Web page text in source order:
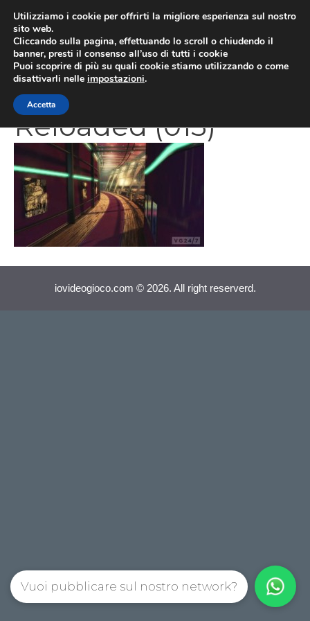
contenuto
GoldenEye 007
Reloaded (013)
iovideogioco.com © 2026. All right reserverd.
Utilizziamo i cookie per offrirti la migliore esperienza sul nostro
sito web.
Cliccando sulla pagina, effettuando lo scroll o chiudendo il
banner, presti il consenso all’uso di tutti i cookie
Puoi scoprire di più su quali cookie stiamo utilizzando o come
disattivarli nelle impostazioni.
Accetta
Vuoi pubblicare sul nostro network?